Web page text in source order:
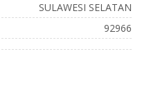
SULAWESI SELATAN
92966